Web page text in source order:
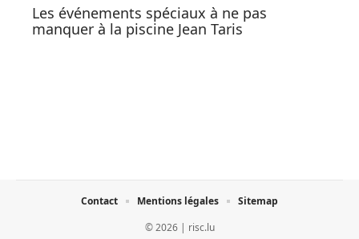
Les événements spéciaux à ne pas
manquer à la piscine Jean Taris
© 2026 | risc.lu
Contact Mentions légales Sitemap